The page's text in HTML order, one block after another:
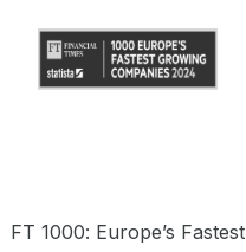
FT 1000: Europe’s Fastest